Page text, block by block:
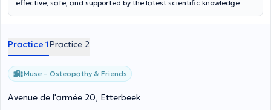
effective, safe, and supported by the latest scientific knowledge.
Practice 1Practice 2
Muse – Osteopathy & Friends
Avenue de l'armée 20, Etterbeek